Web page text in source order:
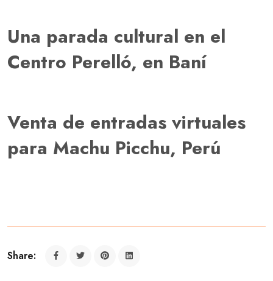
Una parada cultural en el
Centro Perelló, en Baní
Venta de entradas virtuales
para Machu Picchu, Perú
Share: